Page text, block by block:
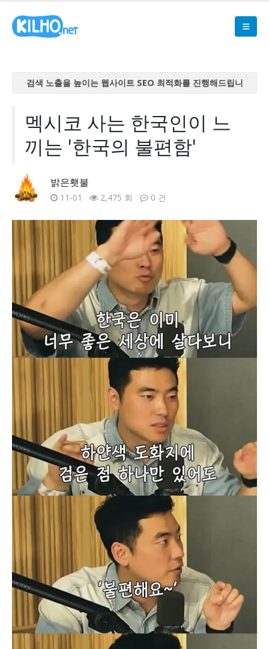
검색 노출을 높이는 웹사이트 SEO 최적화를 진행해드립니
검색 노출을 높이는 웹사이트 SEO 최적화를 진행해드립니
다
검색 노출을 높이는 웹사이트 SEO 최적화를 진행해드립니
검색 노출을 높이는 웹사이트 SEO 최적화를 진행해드립니
다
다
멕시코 사는 한국인이 느
끼는 '한국의 불편함'
밝은횃불
11-01 2,475 회 0 건